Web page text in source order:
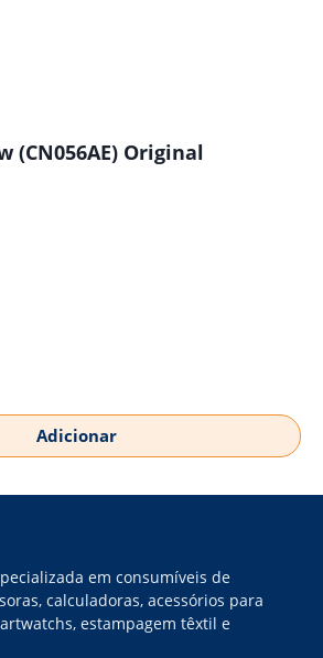
(CN056AE) Original
Adicionar
em consumíveis de
calculadoras, acessórios para
estampagem têxtil e